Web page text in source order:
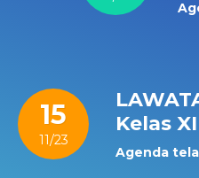
15
11/23
Kelas XI
Agenda